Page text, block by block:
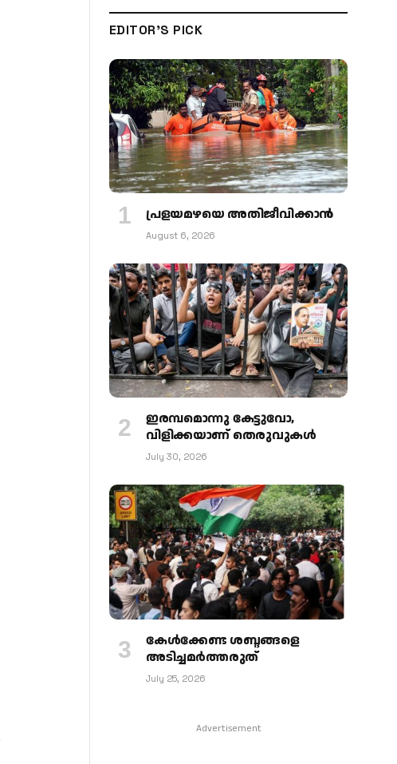
EDITOR'S PICK
പ്രളയമഴയെ അതിജീവിക്കാന്‍
August 6, 2026
ഇരമ്പമൊന്നു കേട്ടുവോ,
വിളിക്കയാണ് തെരുവുകള്‍
July 30, 2026
കേള്‍ക്കേണ്ട ശബ്ദങ്ങളെ
അടിച്ചമര്‍ത്തരുത്
July 25, 2026
Advertisement